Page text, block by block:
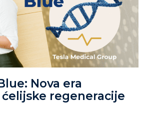
Nova era
regeneracije